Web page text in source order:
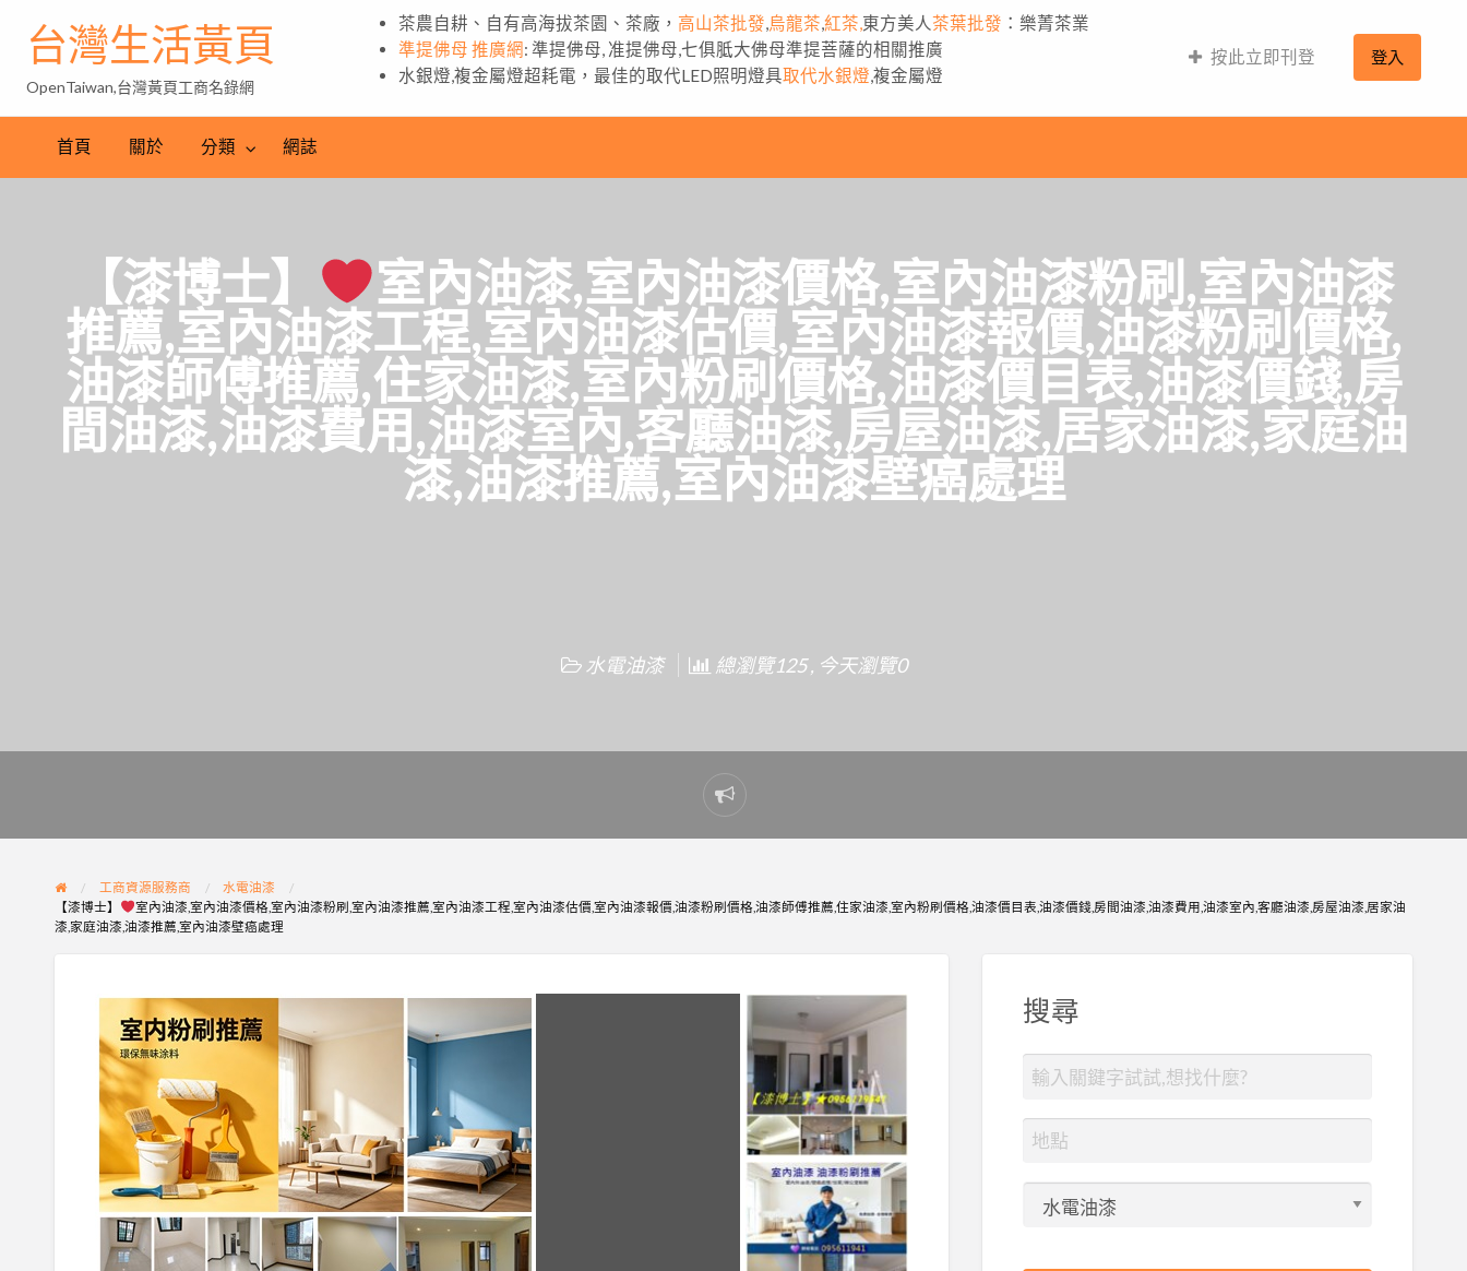
台灣生活黃頁
OpenTaiwan,台灣黃頁工商名錄網
茶農自耕、自有高海拔茶園、茶廠， 高山茶批發 烏龍茶 紅茶, 東方美人 茶葉批發 ：樂菁茶業
準提佛母 推廣網: 準提佛母, 准提佛母,七俱胝大佛母準提菩薩的相關推廣
水銀燈,複金屬燈超耗電，最佳的取代LED照明燈具取代水銀燈 ,複金屬燈
按此立即刊登 登入
首頁 關於 分類 網誌
【漆博士】
室內油漆,室內油漆價格,室內油漆粉刷,室內油漆
推薦,室內油漆工程,室內油漆估價,室內油漆報價,油漆粉刷價格,
油漆師傅推薦,住家油漆,室內粉刷價格,油漆價目表,油漆價錢,房
間油漆,油漆費用,油漆室內,客廳油漆,房屋油漆,居家油漆,家庭油
漆,油漆推薦,室內油漆壁癌處理
水電油漆 總瀏覽125 , 今天瀏覽0
Report
problem
工商資源服務商
水電油漆
【漆博士】
室內油漆,室內油漆價格,室內油漆粉刷,室內油漆推薦,室內油漆工程,室內油漆估價,室內油漆報價,油漆粉刷價格,油漆師傅推薦,住家油漆,室內粉刷價格,油漆價目表,油漆價錢,房間油漆,油漆費用,油漆室內,客廳油漆,房屋油漆,居家油
漆,家庭油漆,油漆推薦,室內油漆壁癌處理
搜尋